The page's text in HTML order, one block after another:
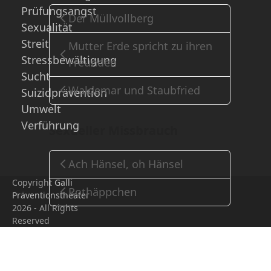
Der Müllvollberg
Mutter Erde spricht zu ihren
Freunden
Waldemar und Staubfried
Sexueller Missbrauch
Ach Hänsel, oh Hänsel
Rothäppchen
Prüfungsangst
Sexualität
Streit
Stressbewältigung
Sucht
Suizidprävention
Umwelt
Verführung
CopyrightGalli
Präventionstheater
2026 - All Rights
Reserved